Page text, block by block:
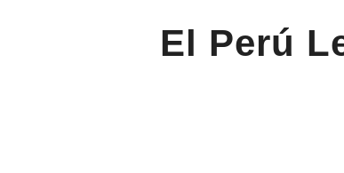
El Perú